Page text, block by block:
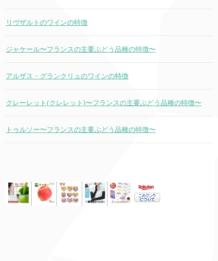
リヴザルトのワインの特徴
ジャケール〜フランスの主要ぶどう品種の特徴〜
アルザス・グランクリュのワインの特徴
クレーレット(クレレット)〜フランスの主要ぶどう品種の特徴〜
トゥルソー〜フランスの主要ぶどう品種の特徴〜